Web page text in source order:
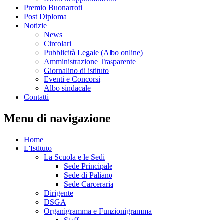
Premio Buonarroti
Post Diploma
Notizie
News
Circolari
Pubblicità Legale (Albo online)
Amministrazione Trasparente
Giornalino di istituto
Eventi e Concorsi
Albo sindacale
Contatti
Menu di navigazione
Home
L'Istituto
La Scuola e le Sedi
Sede Principale
Sede di Paliano
Sede Carceraria
Dirigente
DSGA
Organigramma e Funzionigramma